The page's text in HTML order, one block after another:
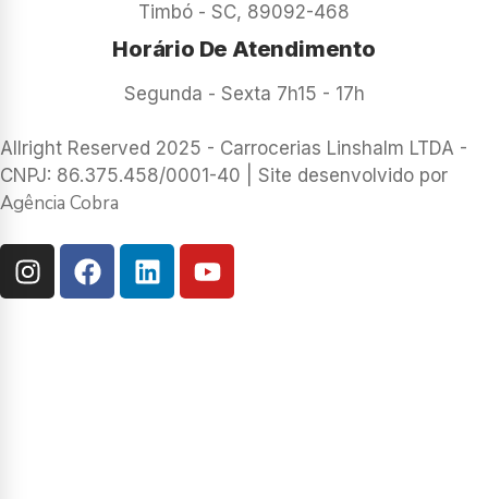
Timbó - SC, 89092-468
Horário De Atendimento
Segunda - Sexta 7h15 - 17h
Allright Reserved 2025 - Carrocerias Linshalm LTDA -
CNPJ: 86.375.458/0001-40 | Site desenvolvido por
Agência Cobra